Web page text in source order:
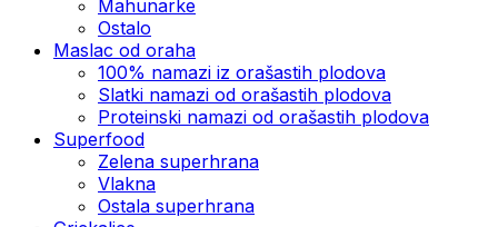
Mahunarke
Ostalo
Maslac od oraha
100% namazi iz orašastih plodova
Slatki namazi od orašastih plodova
Proteinski namazi od orašastih plodova
Superfood
Zelena superhrana
Vlakna
Ostala superhrana